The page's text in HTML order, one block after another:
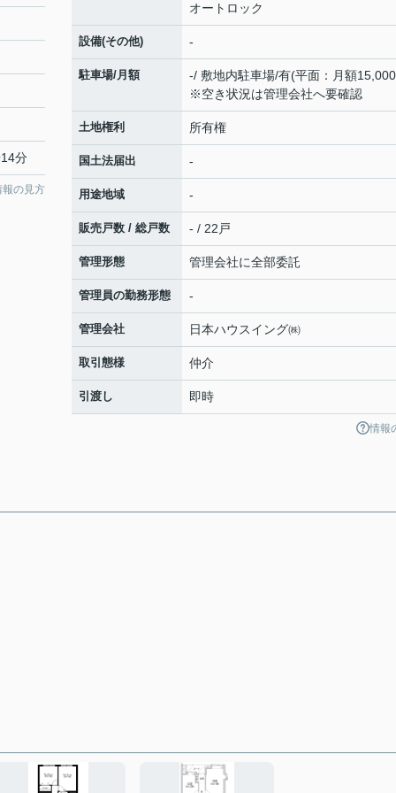
分
報の見方
オートロック
設備(その他) -
駐車場/月額
-/ 敷地内駐車場/有(平面：月額
※空き状況は管理会社へ要確認
土地権利 所有権
国土法届出 -
用途地域 -
販売戸数 / 総戸数 - / 22戸
管理形態 管理会社に全部委託
管理員の勤務形態 -
管理会社 日本ハウスイング㈱
取引態様 仲介
引渡し 即時
情報